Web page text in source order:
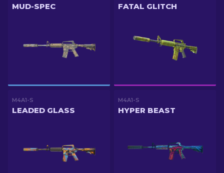
MUD-SPEC FATAL GLITCH
M4A1-S
LEADED GLASS
M4A1-S
HYPER BEAST